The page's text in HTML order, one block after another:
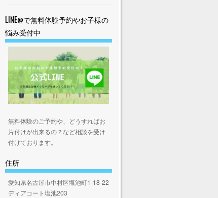
LINE@で無料体験予約やお子様の
悩み受付中
無料体験のご予約や、どうすればお
片付けが出来るの？など相談を受け
付けております。
住所
愛知県名古屋市中村区塩池町1-18-22
ディアコート塩池203